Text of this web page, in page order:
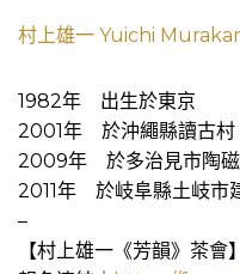
村上雄一 Yuichi
1982年 出生於東京
2001年 於沖繩縣讀古村
2009年 於多治見市陶磁
2011年 於岐阜縣土岐市
–
【村上雄一《芳韻》茶會】